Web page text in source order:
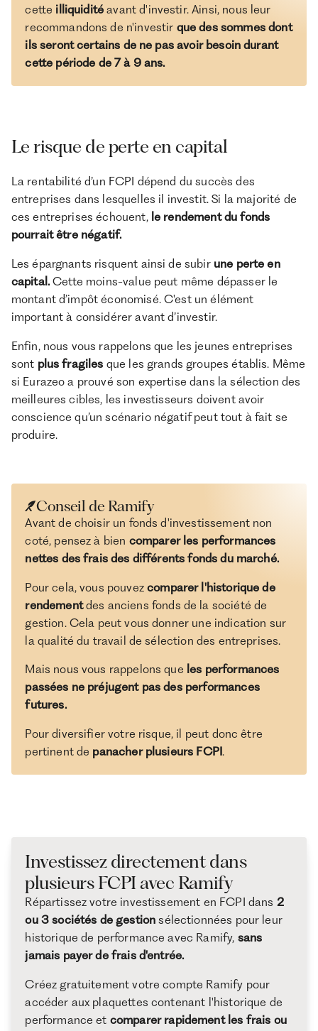
cette illiquidité avant d'investir. Ainsi, nous leur
recommandons de n'investir que des sommes dont
ils seront certains de ne pas avoir besoin durant
cette période de 7 à 9 ans.
Le risque de perte en capital
La rentabilité d’un FCPI dépend du succès des
entreprises dans lesquelles il investit. Si la majorité de
ces entreprises échouent,le rendement du fonds
pourrait être négatif.
Les épargnants risquent ainsi de subir une perte en
capital.Cette moins-value peut même dépasser le
montant d’impôt économisé. C'est un élément
important à considérer avant d’investir.
Enfin, nous vous rappelons que les jeunes entreprises
sont plus fragiles que les grands groupes établis. Même
si Eurazeo a prouvé son expertise dans la sélection des
meilleures cibles, les investisseurs doivent avoir
conscience qu’un scénario négatif peut tout à fait se
produire.
Conseil de Ramify
Avant de choisir un fonds d'investissement non
coté, pensez à bien comparer les performances
nettes des frais des différents fonds du marché.
Pour cela, vous pouvezcomparer l'historique de
rendementdes anciens fonds de la société de
gestion. Cela peut vous donner une indication sur
la qualité du travail de sélection des entreprises.
Mais nous vous rappelons que les performances
passées ne préjugent pas des performances
futures.
Pour diversifier votre risque, il peut donc être
pertinent de panacher plusieurs FCPI.
Investissez directement dans
plusieurs FCPI avec Ramify
Répartissez votre investissement en FCPI dans 2
ou 3 sociétés de gestion sélectionnées pour leur
historique de performance avec Ramify, sans
jamais payer de frais d'entrée.
Créez gratuitement votre compte Ramify pour
accéder aux plaquettes contenant l'historique de
performance et comparer rapidement les frais ou